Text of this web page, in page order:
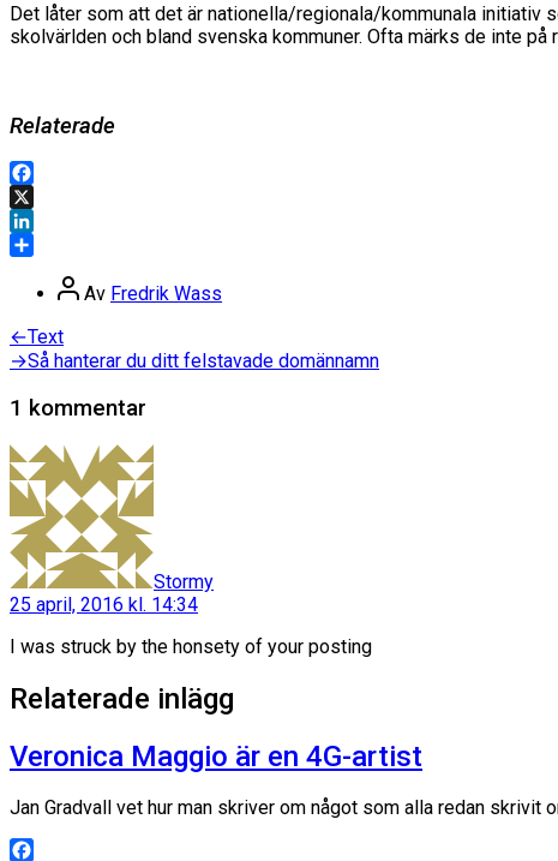
Det låter som att det är nationella/regionala/kommunala initiativ
skolvärlden och bland svenska kommuner. Ofta märks de inte på
Relaterade
Facebook
X
LinkedIn
Inläggsförfattare
Av Fredrik Wass
Inläggsnavigering
←Föregående
inlägg:
Text
→Nästa
Så hanterar du ditt felstavade domännamn
1 kommentar
Stormy
25 april, 2016 kl. 14:34
I was struck by the honsety of your posting
Relaterade inlägg
Veronica Maggio är en 4G-artist
Jan Gradvall vet hur man skriver om något som alla redan skrivit